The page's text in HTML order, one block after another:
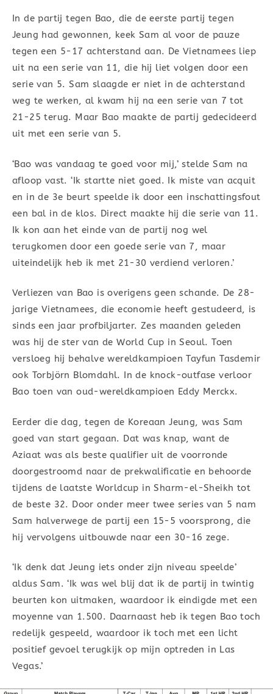
In de partij tegen Bao, die de eerste partij tegen
Jeung had gewonnen, keek Sam al voor de pauze
tegen een 5-17 achterstand aan. De Vietnamees liep
uit na een serie van 11, die hij liet volgen door een
serie van 5. Sam slaagde er niet in de achterstand
weg te werken, al kwam hij na een serie van 7 tot
21-25 terug. Maar Bao maakte de partij gedecideerd
uit met een serie van 5.
‘Bao was vandaag te goed voor mij,’ stelde Sam na
afloop vast. ‘Ik startte niet goed. Ik miste van acquit
en in de 3e beurt speelde ik door een inschattingsfout
een bal in de klos. Direct maakte hij die serie van 11.
Ik kon aan het einde van de partij nog wel
terugkomen door een goede serie van 7, maar
uiteindelijk heb ik met 21-30 verdiend verloren.’
Verliezen van Bao is overigens geen schande. De 28-
jarige Vietnamees, die economie heeft gestudeerd, is
sinds een jaar profbiljarter. Zes maanden geleden
was hij de ster van de World Cup in Seoul. Toen
versloeg hij behalve wereldkampioen Tayfun Tasdemir
ook Torbjörn Blomdahl. In de knock-outfase verloor
Bao toen van oud-wereldkampioen Eddy Merckx.
Eerder die dag, tegen de Koreaan Jeung, was Sam
goed van start gegaan. Dat was knap, want de
Aziaat was als beste qualifier uit de voorronde
doorgestroomd naar de prekwalificatie en behoorde
tijdens de laatste Worldcup in Sharm-el-Sheikh tot
de beste 32. Door onder meer twee series van 5 nam
Sam halverwege de partij een 15-5 voorsprong, die
hij vervolgens uitbouwde naar een 30-16 zege.
‘Ik denk dat Jeung iets onder zijn niveau speelde’
aldus Sam. ‘Ik was wel blij dat ik de partij in twintig
beurten kon uitmaken, waardoor ik eindigde met een
moyenne van 1.500. Daarnaast heb ik tegen Bao toch
redelijk gespeeld, waardoor ik toch met een licht
positief gevoel terugkijk op mijn optreden in Las
Vegas.’